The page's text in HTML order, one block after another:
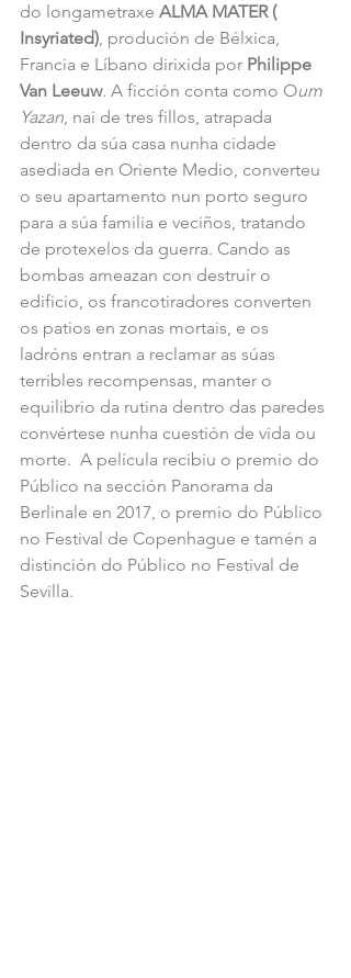
do longametraxe ALMA MATER (
Insyriated), produción de Bélxica,
Francia e Líbano dirixida por Philippe
Van Leeuw. A ficción conta como Oum
Yazan, nai de tres fillos, atrapada
dentro da súa casa nunha cidade
asediada en Oriente Medio, converteu
o seu apartamento nun porto seguro
para a súa familia e veciños, tratando
de protexelos da guerra. Cando as
bombas ameazan con destruír o
edificio, os francotiradores converten
os patios en zonas mortais, e os
ladróns entran a reclamar as súas
terribles recompensas, manter o
equilibrio da rutina dentro das paredes
convértese nunha cuestión de vida ou
morte.  A película recibiu o premio do
Público na sección Panorama da
Berlinale en 2017, o premio do Público
no Festival de Copenhague e tamén a
distinción do Público no Festival de
Sevilla.